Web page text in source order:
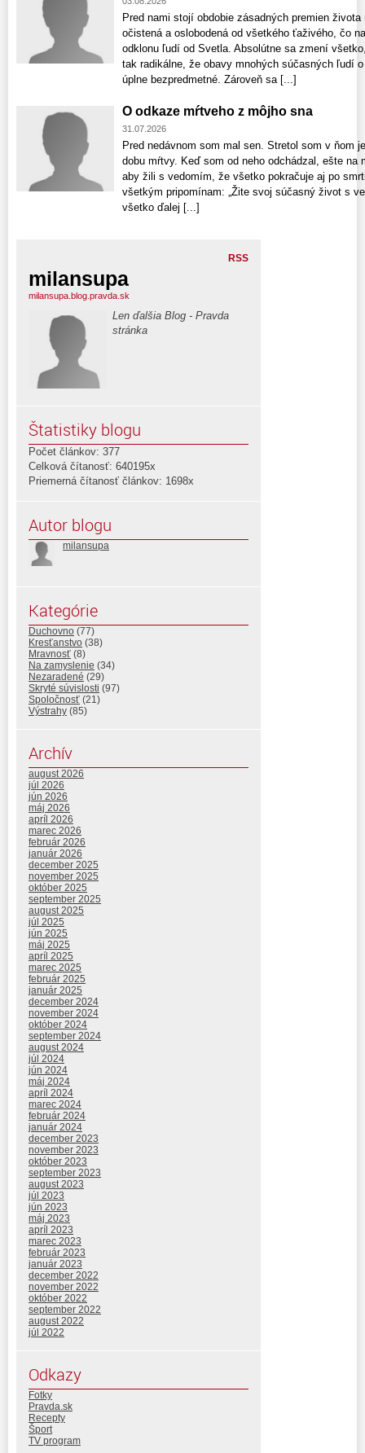
Pred nami stojí obdobie zásadných premien
očistená a oslobodená od všetkého ťaživého, čo
odklonu ľudí od Svetla. Absolútne sa zmení
tak radikálne, že obavy mnohých súčasných ľudí
úplne bezpredmetné. Zároveň sa [...]
O odkaze mŕtveho z môjho sna
31.07.2026
Pred nedávnom som mal sen. Stretol som v ňom
dobu mŕtvy. Keď som od neho odchádzal, ešte na
aby žili s vedomím, že všetko pokračuje aj po
všetkým pripomínam: „Žite svoj súčasný život s
všetko ďalej [...]
RSS
milansupa
milansupa.blog.pravda.sk
Len ďalšia Blog - Pravda
stránka
Štatistiky blogu
Počet článkov: 377
Celková čítanosť: 640195x
Priemerná čítanosť článkov: 1698x
Autor blogu
milansupa
Kategórie
Duchovno (77)
Kresťanstvo (38)
Mravnosť (8)
Na zamyslenie (34)
Nezaradené (29)
Skryté súvislosti (97)
Spoločnosť (21)
Výstrahy (85)
Archív
august 2026
júl 2026
jún 2026
máj 2026
apríl 2026
marec 2026
február 2026
január 2026
december 2025
november 2025
október 2025
september 2025
august 2025
júl 2025
jún 2025
máj 2025
apríl 2025
marec 2025
február 2025
január 2025
december 2024
november 2024
október 2024
september 2024
august 2024
júl 2024
jún 2024
máj 2024
apríl 2024
marec 2024
február 2024
január 2024
december 2023
november 2023
október 2023
september 2023
august 2023
júl 2023
jún 2023
máj 2023
apríl 2023
marec 2023
február 2023
január 2023
december 2022
november 2022
október 2022
september 2022
august 2022
júl 2022
Odkazy
Fotky
Pravda.sk
Recepty
Šport
TV program